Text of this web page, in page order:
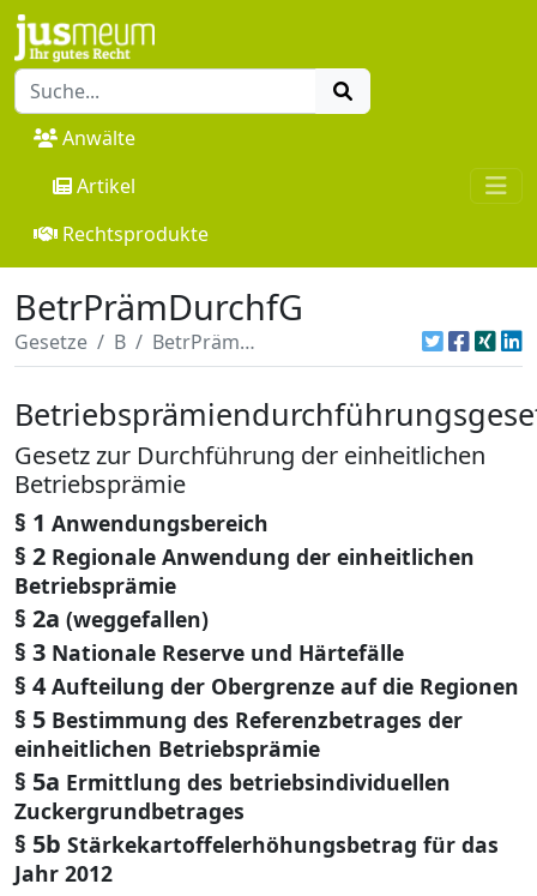
Anwälte
Artikel
Rechtsprodukte
BetrPrämDurchfG
Gesetze B BetrPrämDurchfG
Gesetz zur Durchführung der einheitlichen
Betriebsprämie
§ 1 Anwendungsbereich
§ 2 Regionale Anwendung der einheitlichen
Betriebsprämie
§ 2a (weggefallen)
§ 3 Nationale Reserve und Härtefälle
§ 4 Aufteilung der Obergrenze auf die Regionen
§ 5 Bestimmung des Referenzbetrages der
einheitlichen Betriebsprämie
§ 5a Ermittlung des betriebsindividuellen
Zuckergrundbetrages
§ 5b Stärkekartoffelerhöhungsbetrag für das
Jahr 2012